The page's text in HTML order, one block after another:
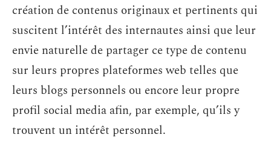
création de contenus originaux et pertinents qui
suscitent l’intérêt des internautes ainsi que leur
envie naturelle de partager ce type de contenu
sur leurs propres plateformes web telles que
leurs blogs personnels ou encore leur propre
profil social media afin, par exemple, qu’ils y
trouvent un intérêt personnel.